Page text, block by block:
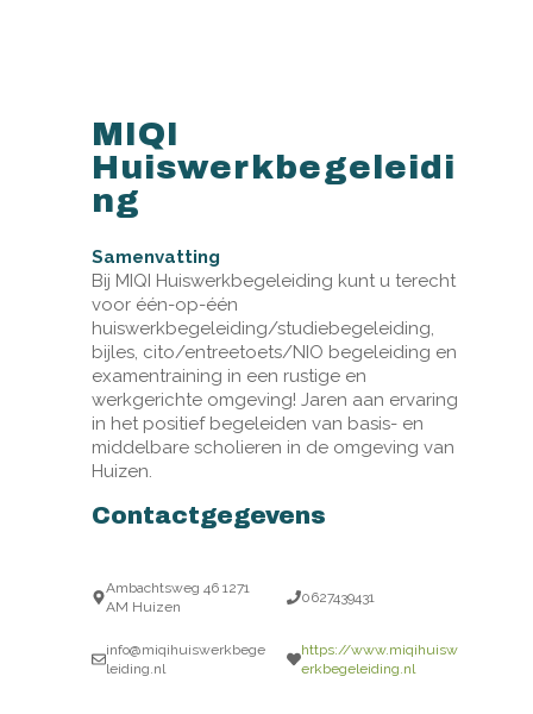
MIQI
Huiswerkbegeleidi
ng
Samenvatting
Bij MIQI Huiswerkbegeleiding kunt u terecht
voor één-op-één
huiswerkbegeleiding/studiebegeleiding,
bijles, cito/entreetoets/NIO begeleiding en
examentraining in een rustige en
werkgerichte omgeving! Jaren aan ervaring
in het positief begeleiden van basis- en
middelbare scholieren in de omgeving van
Huizen.
Contactgegevens
Ambachtsweg 46 1271
AM Huizen
0627439431
info@miqihuiswerkbege
leiding.nl
https://www.miqihuisw
erkbegeleiding.nl